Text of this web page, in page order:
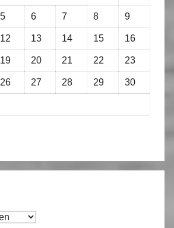
5 6 7 8 9
12 13 14 15 16
19 20 21 22 23
26 27 28 29 30